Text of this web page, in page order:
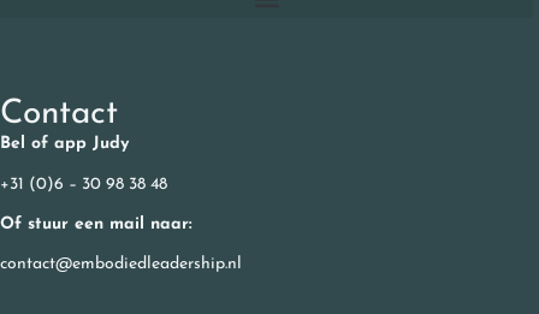
Contact
Bel of app Judy
+31 (0)6 – 30 98 38 48
Of stuur een mail naar:
contact@embodiedleadership.nl